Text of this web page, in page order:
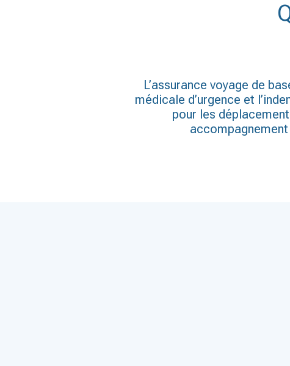
L’assurance voyage de
médicale d’urgence et
pour les